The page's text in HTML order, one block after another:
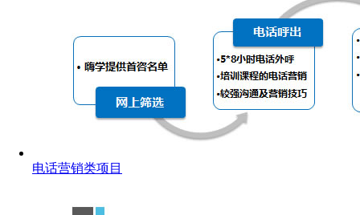
电话营销类项目